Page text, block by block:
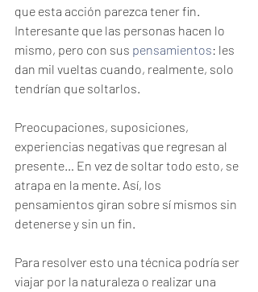
que esta acción parezca tener fin.
Interesante que las personas hacen lo
mismo, pero con sus pensamientos: les
dan mil vueltas cuando, realmente, solo
tendrían que soltarlos.
Preocupaciones, suposiciones,
experiencias negativas que regresan al
presente… En vez de soltar todo esto, se
atrapa en la mente. Así, los
pensamientos giran sobre sí mismos sin
detenerse y sin un fin.
Para resolver esto una técnica podría ser
viajar por la naturaleza o realizar una